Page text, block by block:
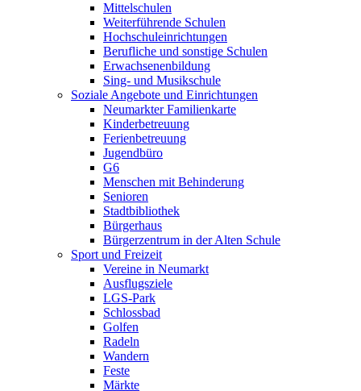
Mittelschulen
Weiterführende Schulen
Hochschuleinrichtungen
Berufliche und sonstige Schulen
Erwachsenenbildung
Sing- und Musikschule
Soziale Angebote und Einrichtungen
Neumarkter Familienkarte
Kinderbetreuung
Ferienbetreuung
Jugendbüro
G6
Menschen mit Behinderung
Senioren
Stadtbibliothek
Bürgerhaus
Bürgerzentrum in der Alten Schule
Sport und Freizeit
Vereine in Neumarkt
Ausflugsziele
LGS-Park
Schlossbad
Golfen
Radeln
Wandern
Feste
Märkte